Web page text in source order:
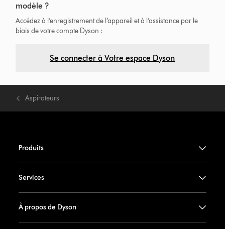
modèle ?
Accédez à l’enregistrement de l’appareil et à l’assistance par le
biais de votre compte Dyson :
Se connecter à Votre espace Dyson
Aspirateurs
Produits
Services
À propos de Dyson